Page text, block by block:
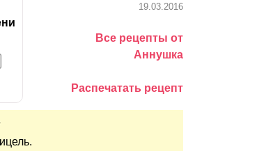
19.03.2016
Все рецепты от
Аннушка
Распечатать рецепт